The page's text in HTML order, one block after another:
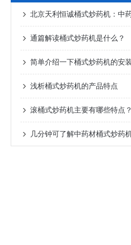
通篇解读桶式炒药机是什么？
浅析桶式炒药机的产品特点
滚桶式炒药机主要有哪些特点？